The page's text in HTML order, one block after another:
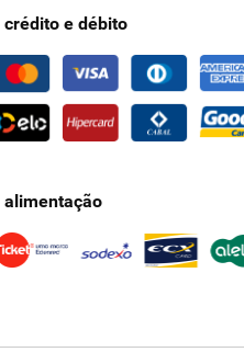
crédito e débito
alimentação